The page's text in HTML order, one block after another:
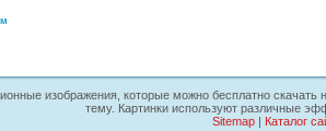
изображения, которые можно бесплатно скачать
тему. Картинки используют различные
Sitemap| Каталог